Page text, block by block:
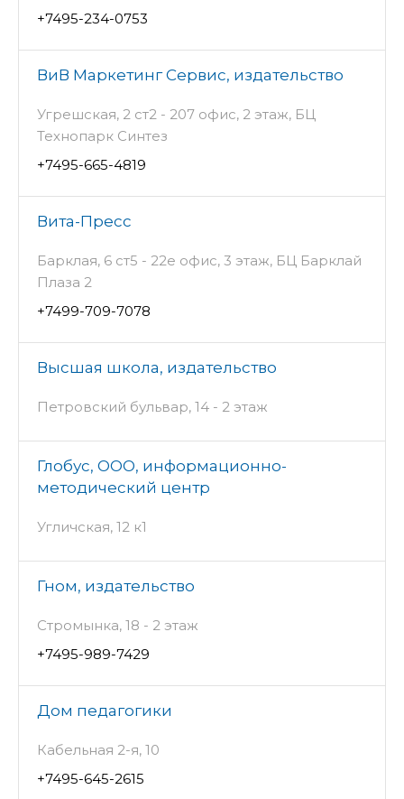
+7495-234-0753
ВиВ Маркетинг Сервис, издательство
Угрешская, 2 ст2 - 207 офис, 2 этаж, БЦ
Технопарк Синтез
+7495-665-4819
Вита-Пресс
Барклая, 6 ст5 - 22е офис, 3 этаж, БЦ Барклай
Плаза 2
+7499-709-7078
Высшая школа, издательство
Петровский бульвар, 14 - 2 этаж
Глобус, ООО, информационно-
методический центр
Угличская, 12 к1
Гном, издательство
Стромынка, 18 - 2 этаж
+7495-989-7429
Дом педагогики
Кабельная 2-я, 10
+7495-645-2615